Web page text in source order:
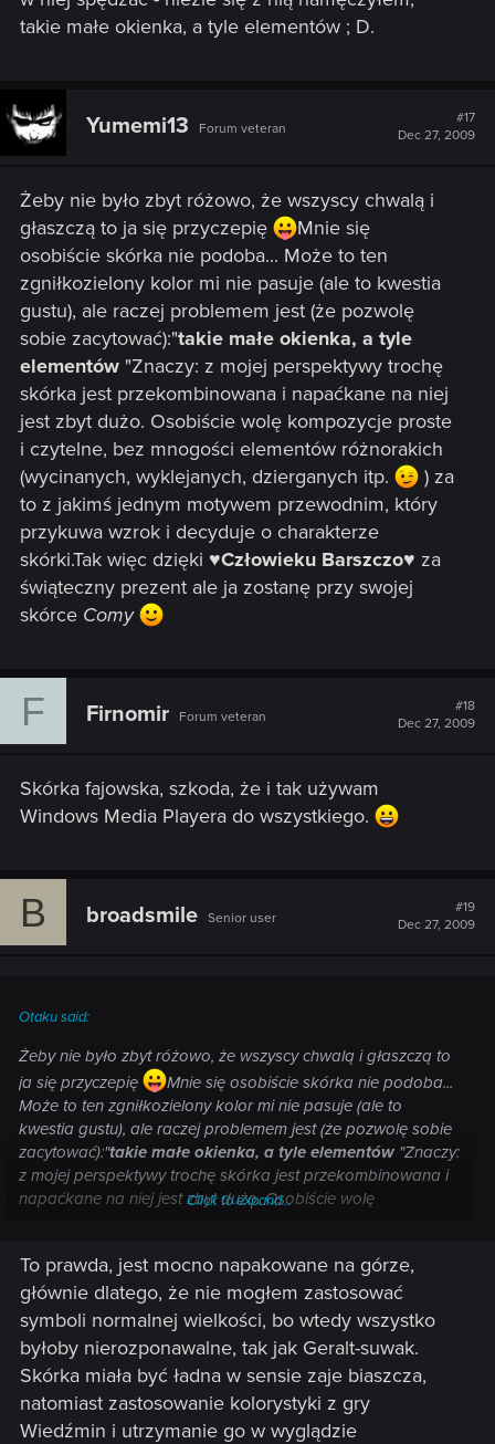
takie małe okienka, a tyle elementów ; D.
Yumemi13 Forum veteran
#17
Dec 27, 2009
Żeby nie było zbyt różowo, że wszyscy chwalą i
głaszczą to ja się przyczepię
Mnie się
osobiście skórka nie podoba... Może to ten
zgniłkozielony kolor mi nie pasuje (ale to kwestia
gustu), ale raczej problemem jest (że pozwolę
sobie zacytować):"takie małe okienka, a tyle
elementów "Znaczy: z mojej perspektywy trochę
skórka jest przekombinowana i napaćkane na niej
jest zbyt dużo. Osobiście wolę kompozycje proste
i czytelne, bez mnogości elementów różnorakich
(wycinanych, wyklejanych, dzierganych itp.
) za
to z jakimś jednym motywem przewodnim, który
przykuwa wzrok i decyduje o charakterze
skórki.Tak więc dzięki ♥Człowieku Barszczo♥ za
świąteczny prezent ale ja zostanę przy swojej
skórce Comy
F Firnomir Forum veteran
#18
Dec 27, 2009
Skórka fajowska, szkoda, że i tak używam
Windows Media Playera do wszystkiego.
B broadsmile Senior user
#19
Dec 27, 2009
Otaku said:
Żeby nie było zbyt różowo, że wszyscy chwalą i głaszczą to
ja się przyczepię
Mnie się osobiście skórka nie podoba...
Może to ten zgniłkozielony kolor mi nie pasuje (ale to
kwestia gustu), ale raczej problemem jest (że pozwolę sobie
zacytować):"takie małe okienka, a tyle elementów "Znaczy:
z mojej perspektywy trochę skórka jest przekombinowana i
napaćkane na niej jest zbyt dużo. Osobiście wolę
za to z jakimś jednym motywem przewodnim, który
przykuwa wzrok i decyduje o charakterze skórki.Tak więc
dzięki♥Człowieku Barszczo♥za świąteczny prezent ale ja
zostanę przy swojej skórceComy
Click to expand...
To prawda, jest mocno napakowane na górze,
głównie dlatego, że nie mogłem zastosować
symboli normalnej wielkości, bo wtedy wszystko
byłoby nierozponawalne, tak jak Geralt-suwak.
Skórka miała być ładna w sensie zaje biaszcza,
natomiast zastosowanie kolorystyki z gry
Wiedźmin i utrzymanie go w wyglądzie